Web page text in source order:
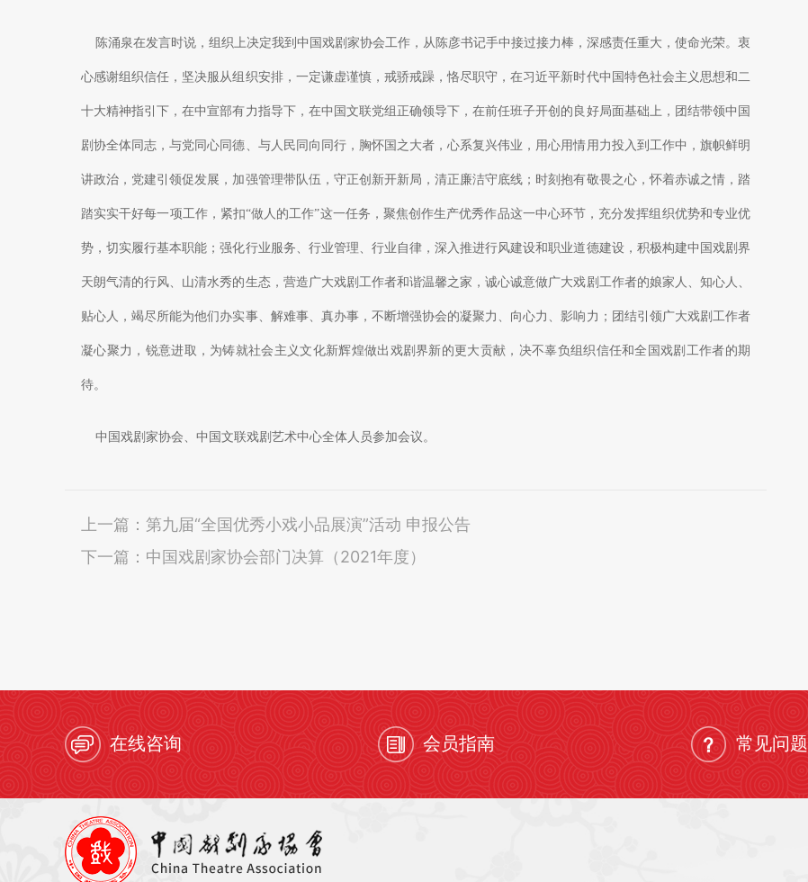
陈涌泉在发言时说，组织上决定我到中国戏剧家协会工作，从陈彦书记手中接过接力棒，深感责任重大，使命光荣。衷
心感谢组织信任，坚决服从组织安排，一定谦虚谨慎，戒骄戒躁，恪尽职守，在习近平新时代中国特色社会主义思想和二
十大精神指引下，在中宣部有力指导下，在中国文联党组正确领导下，在前任班子开创的良好局面基础上，团结带领中国
剧协全体同志，与党同心同德、与人民同向同行，胸怀国之大者，心系复兴伟业，用心用情用力投入到工作中，旗帜鲜明
讲政治，党建引领促发展，加强管理带队伍，守正创新开新局，清正廉洁守底线；时刻抱有敬畏之心，怀着赤诚之情，踏
踏实实干好每一项工作，紧扣“做人的工作”这一任务，聚焦创作生产优秀作品这一中心环节，充分发挥组织优势和专业优
势，切实履行基本职能；强化行业服务、行业管理、行业自律，深入推进行风建设和职业道德建设，积极构建中国戏剧界
天朗气清的行风、山清水秀的生态，营造广大戏剧工作者和谐温馨之家，诚心诚意做广大戏剧工作者的娘家人、知心人、
贴心人，竭尽所能为他们办实事、解难事、真办事，不断增强协会的凝聚力、向心力、影响力；团结引领广大戏剧工作者
凝心聚力，锐意进取，为铸就社会主义文化新辉煌做出戏剧界新的更大贡献，决不辜负组织信任和全国戏剧工作者的期
待。
中国戏剧家协会、中国文联戏剧艺术中心全体人员参加会议。
上一篇： 第九届“全国优秀小戏小品展演”活动 申报公告
下一篇： 中国戏剧家协会部门决算（2021年度）
在线咨询 会员指南 常见问题